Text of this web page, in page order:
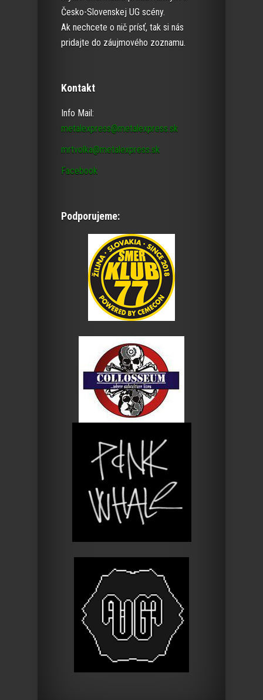
Česko-Slovenskej UG scény.
Ak nechcete o nič prísť, tak si nás
pridajte do záujmového zoznamu.
Kontakt
Info Mail:
metalexpress@metalexpress.sk
mrtvolka@metalexpress.sk
Facebook
Podporujeme: